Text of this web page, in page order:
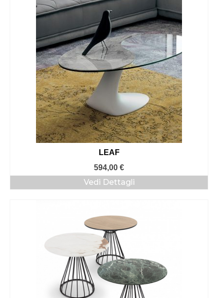
LEAF
594,00 €
Vedi Dettagli